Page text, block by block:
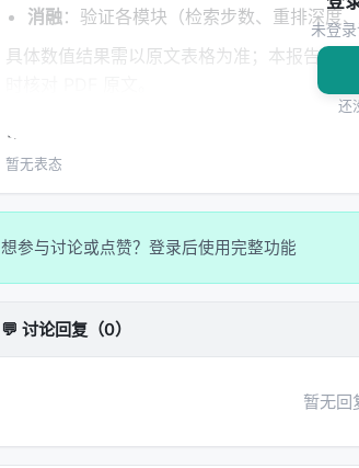
消融：验证各模块（检索步数、重排深度
具体数值结果需以原文表格为准；本报告基
主要结论与洞察
对 Search / Rec / Personalization 领域的启
范式正将“检索次数与策略”本身作为可学习
工评估交叉验证； 4.产品：延迟、成本、可
准。
局限性与未来工作
化未知、以及代理系统在开放网络上的安全
未登
还
暂无表态
想参与讨论或点赞？登录后使用完整功能
💬 讨论回复（0）
暂无回